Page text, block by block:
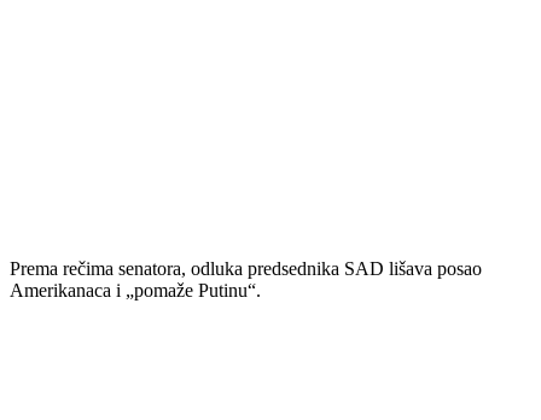
Prema rečima senatora, odluka predsednika SAD lišava posao
Amerikanaca i „pomaže Putinu“.